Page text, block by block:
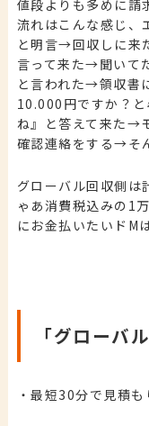
値段よりも多めに請
流れはこんな感じ、
と明言→回収しに来
言って来た→聞いて
と言われた→領収書
10.000円ですか？
ね』と答えて来た→
確認連絡をする→そ
グローバル回収側は
ゃあ消費税込みの1
にお金払いたいドM
「グローバ
・最短30分で見積も